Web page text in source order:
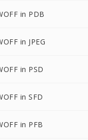
in PDB
in JPEG
in PSD
in SFD
in PFB